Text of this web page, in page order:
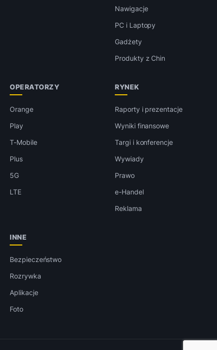
Nawigacje
PC i Laptopy
Gadżety
Produkty z Chin
OPERATORZY
Orange
Play
T-Mobile
Plus
5G
LTE
RYNEK
Raporty i prezentacje
Wyniki finansowe
Targi i konferencje
Wywiady
Prawo
e-Handel
Reklama
INNE
Bezpieczeństwo
Rozrywka
Aplikacje
Foto